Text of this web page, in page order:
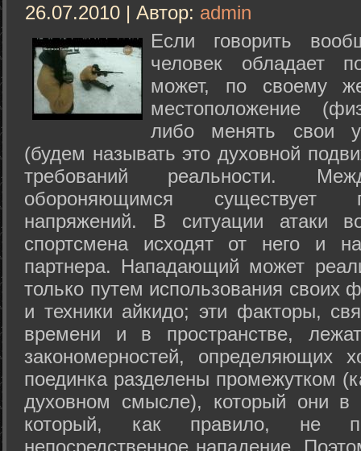
26.07.2010 | Автор: admin
Если говорить
человек обладает
может, по своему
местоположение
либо менять свои
(будем называть это духовной
требований реальности.
обороняющимся существует
напряжений. В ситуации атаки
спортсмена исходят от него и
партнера. Нападающий может
только путем использования своих
и техники айкидо; эти факторы,
времени и в пространстве,
закономерностей, определяющих
поединка разделены промежутком
духовном смысле), который они в
который, как правило, не